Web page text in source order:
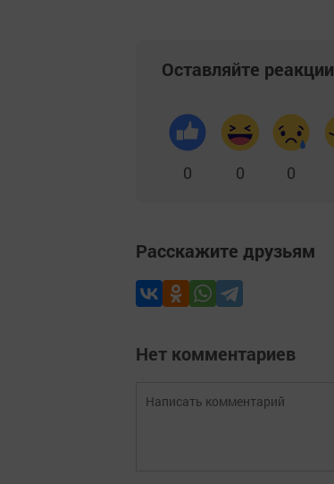
Оставляйте реакции
0 0 0
Расскажите друзьям
Нет комментариев